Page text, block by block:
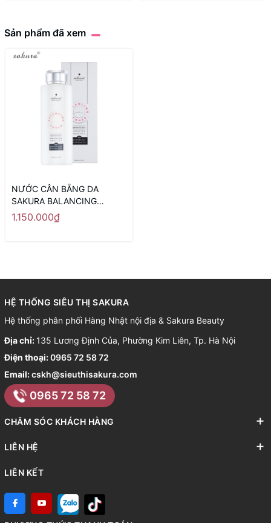
Sản phẩm đã xem
NƯỚC CÂN BẰNG DA
SAKURA BALANCING
TONER 200ML NHẬT BẢN
1.150.000₫
HỆ THỐNG SIÊU THỊ SAKURA
Hệ thống phân phối Hàng Nhật nội địa & Sakura Beauty
Địa chỉ: 135 Lương Định Của, Phường Kim Liên, Tp. Hà Nội
Điện thoại:0965 72 58 72
Email:cskh@sieuthisakura.com
0965 72 58 72
CHĂM SÓC KHÁCH HÀNG
LIÊN HỆ
LIÊN KẾT